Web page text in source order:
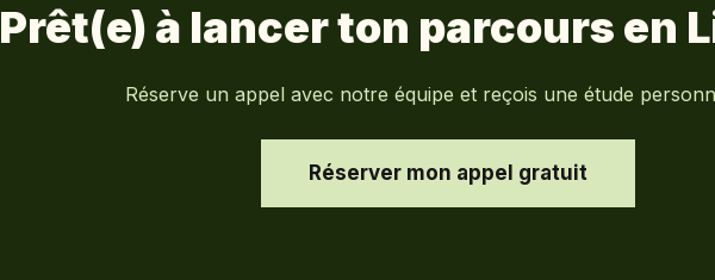
Prêt(e) à lancer ton parcours en
Réserve un appel avec notre équipe et reçois une étude
Réserver mon appel gratuit